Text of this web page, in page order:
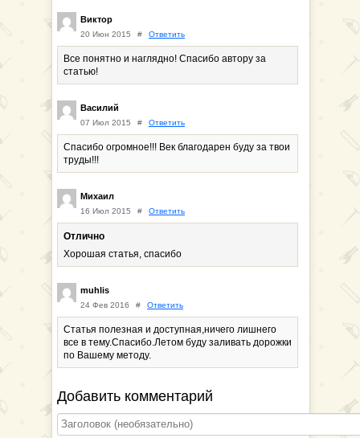
Виктор
20 Июн 2015 # Ответить
Все понятно и наглядно! Спасибо автору за
статью!
Василий
07 Июл 2015 # Ответить
Спасибо огромное!!! Век благодарен буду за твои
труды!!!
Михаил
16 Июл 2015 # Ответить
Отлично
Хорошая статья, спасибо
muhlis
24 Фев 2016 # Ответить
Статья полезная и доступная,ничего лишнего
все в тему.Спасибо.Летом буду заливать дорожки
по Вашему методу.
Добавить комментарий